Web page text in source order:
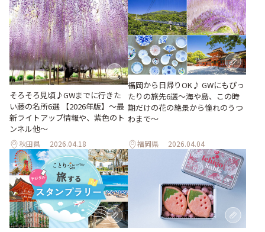
そろそろ見頃♪GWまでに行きた
い藤の名所6選 【2026年版】～最
新ライトアップ情報や、紫色のト
ンネル他～
秋田県 2026.04.18
福岡から日帰りOK♪ GWにもぴっ
たりの旅先6選〜海や島、この時
期だけの花の絶景から憧れのうつ
わまで〜
福岡県 2026.04.04